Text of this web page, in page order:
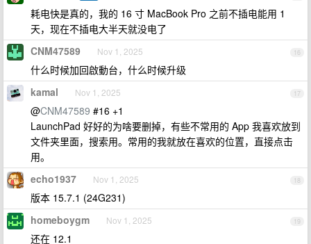
耗电快是真的，我的 16 寸 MacBook Pro 之前不插电能用 1
天，现在不插电大半天就没电了
16
CNM47589 Nov 1, 2025
什么时候加回啟動台，什么时候升级
17
kamal Nov 1, 2025
@CNM47589 #16 +1
LaunchPad 好好的为啥要删掉，有些不常用的 App 我喜欢放到
文件夹里面，搜索用。常用的我就放在喜欢的位置，直接点击
用。
18
echo1937 Nov 1, 2025
版本 15.7.1 (24G231)
19
homeboygm Nov 1, 2025
还在 12.1